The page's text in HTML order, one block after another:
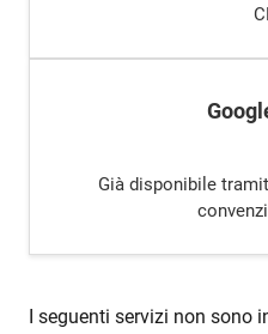
Già disponibile
I seguenti servizi non sono